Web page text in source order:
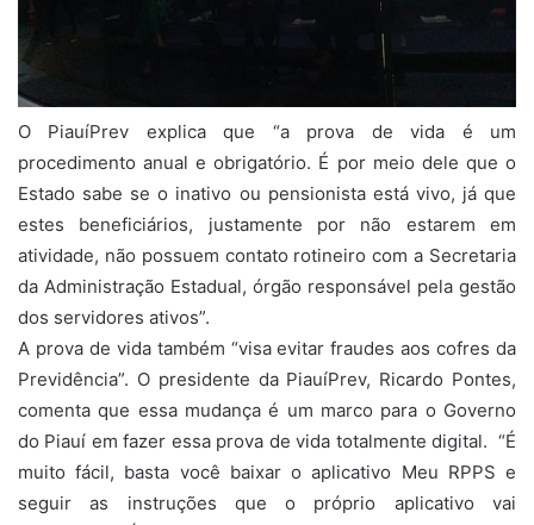
O PiauíPrev explica que “a prova de vida é um
procedimento anual e obrigatório. É por meio dele que o
Estado sabe se o inativo ou pensionista está vivo, já que
estes beneficiários, justamente por não estarem em
atividade, não possuem contato rotineiro com a Secretaria
da Administração Estadual, órgão responsável pela gestão
dos servidores ativos”.
A prova de vida também “visa evitar fraudes aos cofres da
Previdência”. O presidente da PiauíPrev, Ricardo Pontes,
comenta que essa mudança é um marco para o Governo
do Piauí em fazer essa prova de vida totalmente digital. “É
muito fácil, basta você baixar o aplicativo Meu RPPS e
seguir as instruções que o próprio aplicativo vai